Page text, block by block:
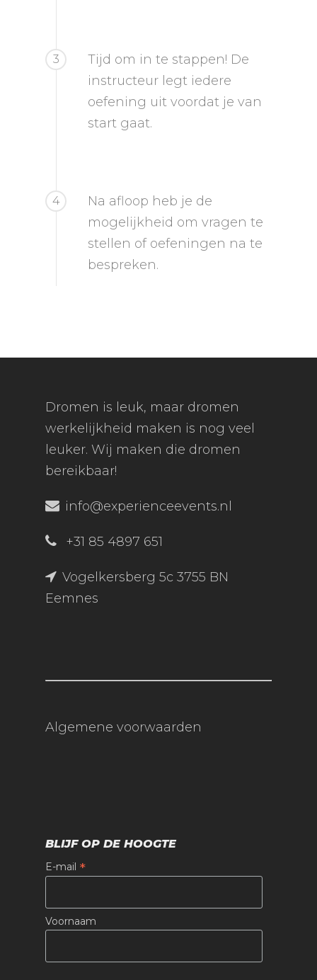
3
Tijd om in te stappen! De
instructeur legt iedere
oefening uit voordat je van
start gaat.
4
Na afloop heb je de
mogelijkheid om vragen te
stellen of oefeningen na te
bespreken.
Dromen is leuk, maar dromen
werkelijkheid maken is nog veel
leuker. Wij maken die dromen
bereikbaar!
info@experienceevents.nl
+31 85 4897 651
Vogelkersberg 5c 3755 BN
Eemnes
Algemene voorwaarden
BLIJF OP DE HOOGTE
E-mail *
Voornaam